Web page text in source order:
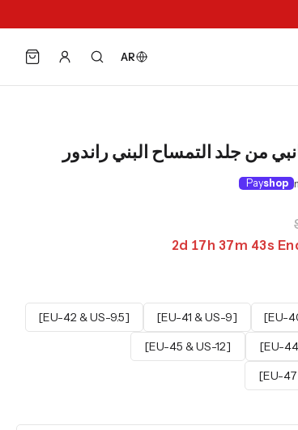
AR
من جلد التمساح البني راندور
shop
Pay
2d 17h 37m 41s
[EU-41 & US-9]
[EU-42 & US-9.5]
[EU-45 & US-12]